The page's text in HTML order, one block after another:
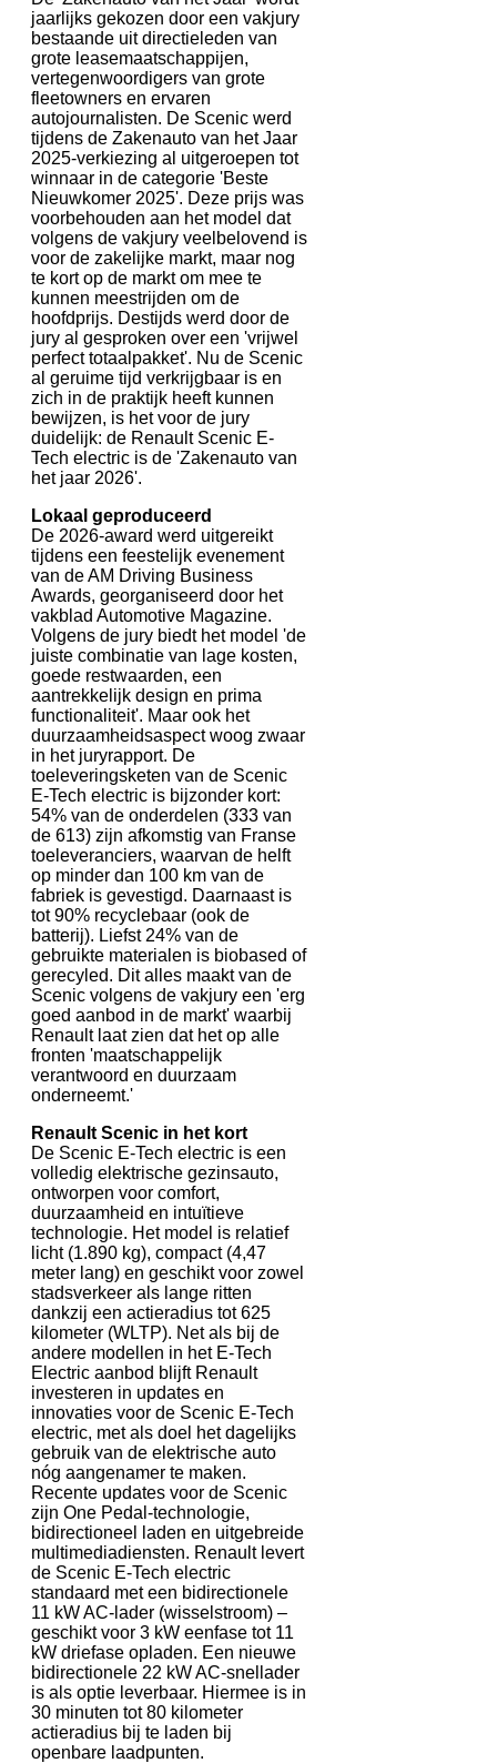
jaarlijks gekozen door een vakjury
bestaande uit directieleden van
grote leasemaatschappijen,
vertegenwoordigers van grote
fleetowners en ervaren
autojournalisten. De Scenic werd
tijdens de Zakenauto van het Jaar
2025-verkiezing al uitgeroepen tot
winnaar in de categorie 'Beste
Nieuwkomer 2025'. Deze prijs was
voorbehouden aan het model dat
volgens de vakjury veelbelovend is
voor de zakelijke markt, maar nog
te kort op de markt om mee te
kunnen meestrijden om de
hoofdprijs. Destijds werd door de
jury al gesproken over een 'vrijwel
perfect totaalpakket'. Nu de Scenic
al geruime tijd verkrijgbaar is en
zich in de praktijk heeft kunnen
bewijzen, is het voor de jury
duidelijk: de Renault Scenic E-
Tech electric is de 'Zakenauto van
het jaar 2026'.
Lokaal geproduceerd
De 2026-award werd uitgereikt
tijdens een feestelijk evenement
van de AM Driving Business
Awards, georganiseerd door het
vakblad Automotive Magazine.
Volgens de jury biedt het model 'de
juiste combinatie van lage kosten,
goede restwaarden, een
aantrekkelijk design en prima
functionaliteit'. Maar ook het
duurzaamheidsaspect woog zwaar
in het juryrapport. De
toeleveringsketen van de Scenic
E-Tech electric is bijzonder kort:
54% van de onderdelen (333 van
de 613) zijn afkomstig van Franse
toeleveranciers, waarvan de helft
op minder dan 100 km van de
fabriek is gevestigd. Daarnaast is
tot 90% recyclebaar (ook de
batterij). Liefst 24% van de
gebruikte materialen is biobased of
gerecyled. Dit alles maakt van de
Scenic volgens de vakjury een 'erg
goed aanbod in de markt' waarbij
Renault laat zien dat het op alle
fronten 'maatschappelijk
verantwoord en duurzaam
onderneemt.'
Renault Scenic in het kort
De Scenic E-Tech electric is een
volledig elektrische gezinsauto,
ontworpen voor comfort,
duurzaamheid en intuïtieve
technologie. Het model is relatief
licht (1.890 kg), compact (4,47
meter lang) en geschikt voor zowel
stadsverkeer als lange ritten
dankzij een actieradius tot 625
kilometer (WLTP). Net als bij de
andere modellen in het E-Tech
Electric aanbod blijft Renault
investeren in updates en
innovaties voor de Scenic E-Tech
electric, met als doel het dagelijks
gebruik van de elektrische auto
nóg aangenamer te maken.
Recente updates voor de Scenic
zijn One Pedal-technologie,
bidirectioneel laden en uitgebreide
multimediadiensten. Renault levert
de Scenic E-Tech electric
standaard met een bidirectionele
11 kW AC-lader (wisselstroom) –
geschikt voor 3 kW eenfase tot 11
kW driefase opladen. Een nieuwe
bidirectionele 22 kW AC-snellader
is als optie leverbaar. Hiermee is in
30 minuten tot 80 kilometer
actieradius bij te laden bij
openbare laadpunten.